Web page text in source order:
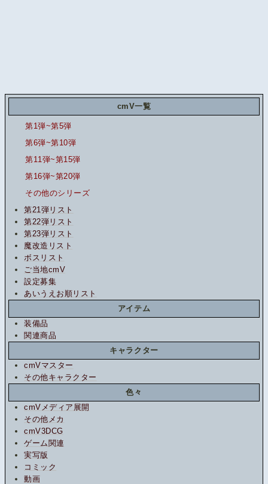
cmV一覧
第1弾~第5弾
第6弾~第10弾
第11弾~第15弾
第16弾~第20弾
その他のシリーズ
第21弾リスト
第22弾リスト
第23弾リスト
魔改造リスト
ボスリスト
ご当地cmV
設定募集
あいうえお順リスト
アイテム
装備品
関連商品
キャラクター
cmVマスター
その他キャラクター
色々
cmVメディア展開
その他メカ
cmV3DCG
ゲーム関連
実写版
コミック
動画